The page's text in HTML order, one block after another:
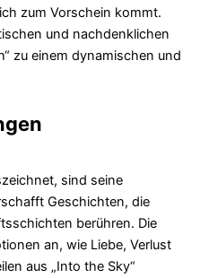
zum Vorschein kommt.
und nachdenklichen
zu einem dynamischen und
sind seine
Geschichten, die
berühren. Die
an, wie Liebe, Verlust
aus „Into the Sky“